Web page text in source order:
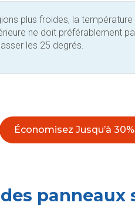
plus froides, la température
ne doit préférablement
les 25 degrés.
Économisez Jusqu’à